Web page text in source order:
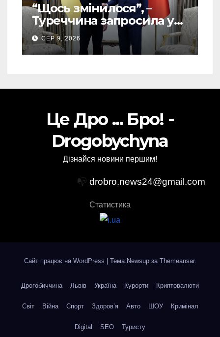
“Щось змінилося”, –
Туреччина запросила у
США дозвіл передати
Україні ATACMS та M270
СЕР 9, 2026
Це Дро ... Бро! -
Drogobychyna
Дізнайся новини першим!
📭 drobro.news24@gmail.com
Статистика
Сайт працює на WordPress | Тема:Newsup за Themeansar.
Дрогобиччина Львів Україна Курорти Криптовалюти
Світ Війна Спорт Здоров’я Авто ШОУ Кримінал
Digital SEO Туристу